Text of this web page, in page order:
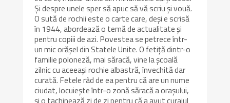
Și despre unele sper să apuc să vă scriu și vouă.
O sută de rochii este o carte care, deși e scrisă
în 1944, abordează o temă de actualitate și
pentru copiii de azi. Povestea se petrece într-
un mic orășel din Statele Unite. O fetiță dintr-o
familie poloneză, mai săracă, vine la școală
zilnic cu aceeași rochie albastră, învechită dar
curată. Fetele râd de ea pentru că are un nume
ciudat, locuiește într-o zonă săracă a orașului,
și o tachinează zi de zi pentru că a avut curajul